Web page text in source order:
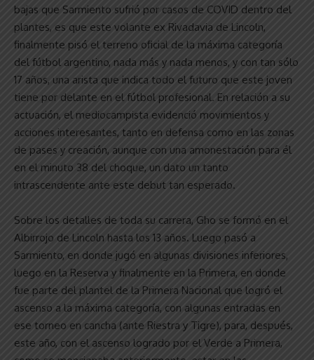
bajas que Sarmiento sufrió por casos de COVID dentro del
plantes, es que este volante ex Rivadavia de Lincoln,
finalmente pisó el terreno oficial de la máxima categoría
del fútbol argentino, nada más y nada menos, y con tan sólo
17 años, una arista que indica todo el futuro que este joven
tiene por delante en el fútbol profesional. En relación a su
actuación, el mediocampista evidenció movimientos y
acciones interesantes, tanto en defensa como en las zonas
de pases y creación, aunque con una amonestación para él
en el minuto 38 del choque, un dato un tanto
intrascendente ante este debut tan esperado.
Sobre los detalles de toda su carrera, Gho se formó en el
Albirrojo de Lincoln hasta los 13 años. Luego pasó a
Sarmiento, en donde jugó en algunas divisiones inferiores,
luego en la Reserva y finalmente en la Primera, en donde
fue parte del plantel de la Primera Nacional que logró el
ascenso a la máxima categoría, con algunas entradas en
ese torneo en cancha (ante Riestra y Tigre), para, después,
este año, con el ascenso logrado por el Verde a Primera,